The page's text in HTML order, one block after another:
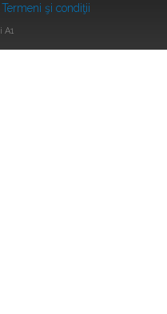
Termeni şi condiţii
A1